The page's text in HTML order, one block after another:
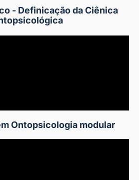
- Definicação da Ciênica
Ontopsicologia modular